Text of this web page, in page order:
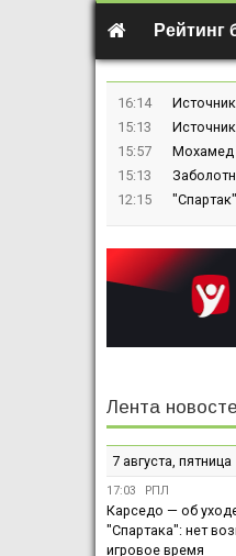
Рейтинг
16:14
15:13
15:57
Мохамед
15:13
12:15
Лента
7 августа, пятница
17:03 РПЛ
Карседо — об
"Спартака": нет
игровое время